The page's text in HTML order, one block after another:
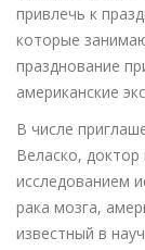
привлечь к
которые
празднование
американские
В числе
Веласко,
исследованием
рака мозга,
известный в